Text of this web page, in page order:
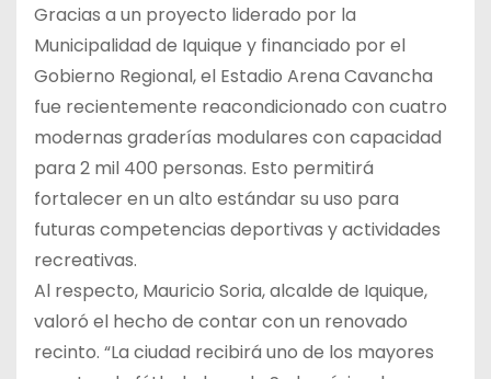
Gracias a un proyecto liderado por la
Municipalidad de Iquique y financiado por el
Gobierno Regional, el Estadio Arena Cavancha
fue recientemente reacondicionado con cuatro
modernas graderías modulares con capacidad
para 2 mil 400 personas. Esto permitirá
fortalecer en un alto estándar su uso para
futuras competencias deportivas y actividades
recreativas.
Al respecto, Mauricio Soria, alcalde de Iquique,
valoró el hecho de contar con un renovado
recinto. “La ciudad recibirá uno de los mayores